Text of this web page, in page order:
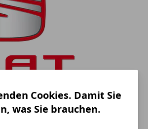
Cookies. Damit Sie
was Sie brauchen.